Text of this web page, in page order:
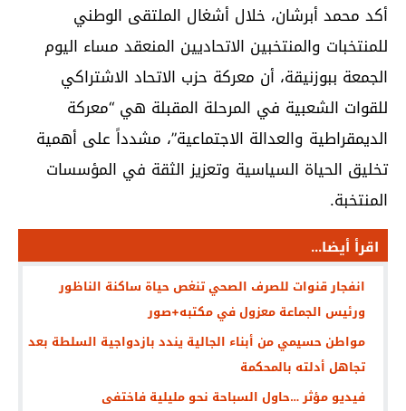
أكد محمد أبرشان، خلال أشغال الملتقى الوطني
للمنتخبات والمنتخبين الاتحاديين المنعقد مساء اليوم
الجمعة ببوزنيقة، أن معركة حزب الاتحاد الاشتراكي
للقوات الشعبية في المرحلة المقبلة هي “معركة
الديمقراطية والعدالة الاجتماعية”، مشدداً على أهمية
تخليق الحياة السياسية وتعزيز الثقة في المؤسسات
المنتخبة.
اقرأ أيضا...
انفجار قنوات للصرف الصحي تنغص حياة ساكنة الناظور
ورئيس الجماعة معزول في مكتبه+صور
مواطن حسيمي من أبناء الجالية يندد بازدواجية السلطة بعد
تجاهل أدلته بالمحكمة
فيديو مؤثر …حاول السباحة نحو مليلية فاختفى